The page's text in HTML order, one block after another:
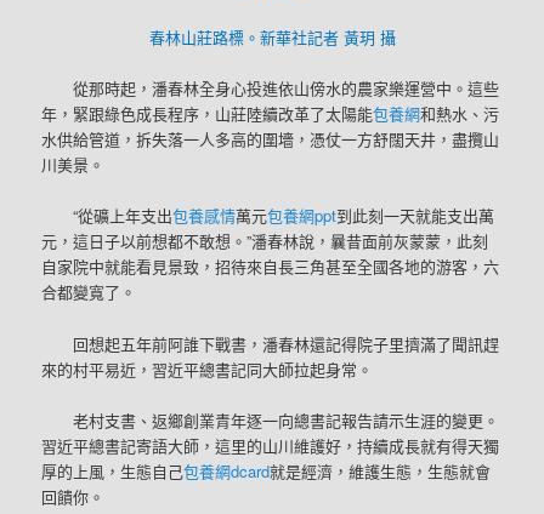
春林山莊路標。新華社記者 黃玥 攝
從那時起，潘春林全身心投進依山傍水的農家樂運營中。這些
年，緊跟綠色成長程序，山莊陸續改革了太陽能包養網和熱水、污
水供給管道，拆失落一人多高的圍墻，憑仗一方舒闊天井，盡攬山
川美景。
“從礦上年支出包養感情萬元包養網ppt到此刻一天就能支出萬
元，這日子以前想都不敢想。”潘春林說，曩昔面前灰蒙蒙，此刻
自家院中就能看見景致，招待來自長三角甚至全國各地的游客，六
合都變寬了。
回想起五年前阿誰下戰書，潘春林還記得院子里擠滿了聞訊趕
來的村平易近，習近平總書記同大師拉起身常。
老村支書、返鄉創業青年逐一向總書記報告請示生涯的變更。
習近平總書記寄語大師，這里的山川維護好，持續成長就有得天獨
厚的上風，生態自己包養網dcard就是經濟，維護生態，生態就會
回饋你。